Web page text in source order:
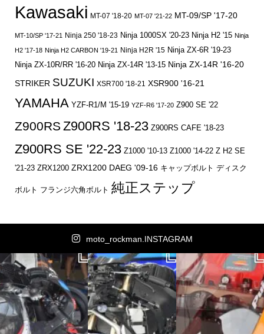
Kawasaki MT-07 '18-20 MT-07 '21-22 MT-09/SP '17-20
MT-10/SP '17-21 Ninja 250 '18-23 Ninja 1000SX '20-23 Ninja H2 '15 Ninja
H2 '17-18 Ninja H2 CARBON '19-21 Ninja H2R '15 Ninja ZX-6R '19-23
Ninja ZX-10R/RR '16-20 Ninja ZX-14R '13-15 Ninja ZX-14R '16-20
STRIKER SUZUKI XSR700 '18-21 XSR900 '16-21
YAMAHA YZF-R1/M '15-19 YZF-R6 '17-20 Z900 SE '22
Z900RS Z900RS '18-23 Z900RS CAFE '18-23
Z900RS SE '22-23 Z1000 '10-13 Z1000 '14-22 Z H2 SE
'21-23 ZRX1200 ZRX1200 DAEG '09-16 キャップボルト ディスク
ボルト フランジ六角ボルト 純正ステップ
moto_rockman.INSTAGRAM